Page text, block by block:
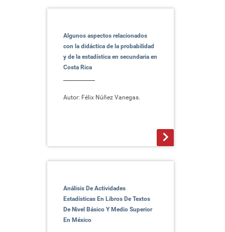
Algunos aspectos relacionados
con la didáctica de la probabilidad
y de la estadística en secundaria en
Costa Rica
Autor: Félix Núñez Vanegas.
Análisis De Actividades
Estadísticas En Libros De Textos
De Nivel Básico Y Medio Superior
En México